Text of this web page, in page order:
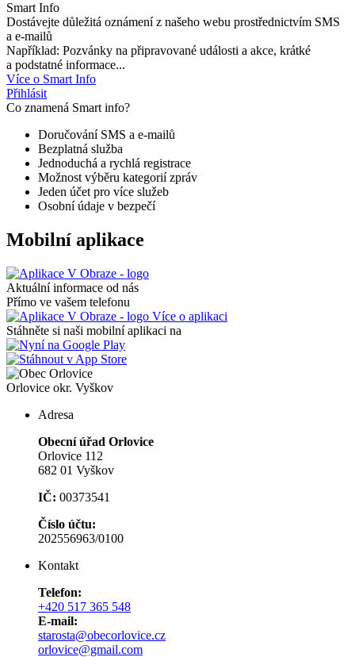
Smart Info
Dostávejte důležitá oznámení z našeho webu prostřednictvím SMS
a e-mailů
Například: Pozvánky na připravované události a akce, krátké
a podstatné informace...
Více o Smart Info
Přihlásit
Co znamená Smart info?
Doručování SMS a e-mailů
Bezplatná služba
Jednoduchá a rychlá registrace
Možnost výběru kategorií zpráv
Jeden účet pro více služeb
Osobní údaje v bezpečí
Mobilní aplikace
Aktuální informace od nás
Přímo ve vašem telefonu
Více o aplikaci
Stáhněte si naši mobilní aplikaci na
Orlovice okr. Vyškov
Adresa
Obecní úřad Orlovice
Orlovice 112
682 01 Vyškov
IČ: 00373541
Číslo účtu:
202556963/0100
Kontakt
Telefon:
+420 517 365 548
E-mail:
starosta@obecorlovice.cz
orlovice@gmail.com